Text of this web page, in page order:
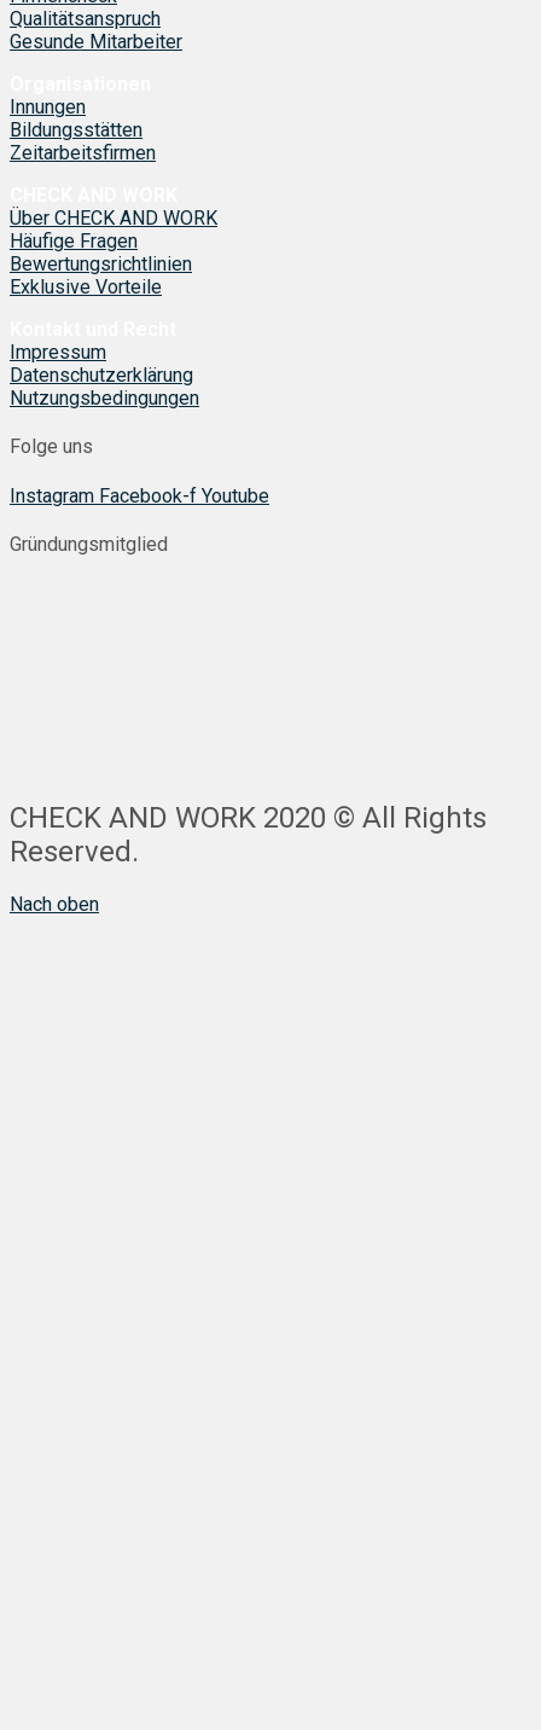
Qualitätsanspruch
Gesunde Mitarbeiter
Innungen
Bildungsstätten
Zeitarbeitsfirmen
Über CHECK AND WORK
Häufige Fragen
Bewertungsrichtlinien
Exklusive Vorteile
Impressum
Datenschutzerklärung
Nutzungsbedingungen
Folge uns
Instagram Facebook-f Youtube
Gründungsmitglied
CHECK AND WORK 2020 © All Rights
Reserved.
Nach oben